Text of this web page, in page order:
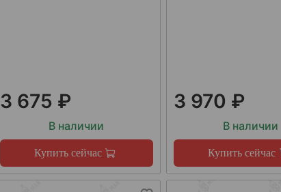
3 675 ₽
В наличии
Купить сейчас
3 970 ₽
В наличии
Купить сейчас